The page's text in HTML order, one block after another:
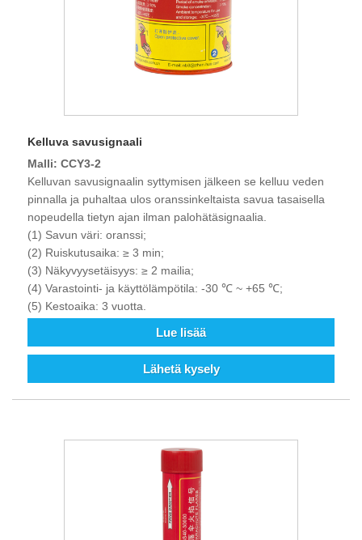
Kelluva savusignaali
Malli: CCY3-2
Kelluvan savusignaalin syttymisen jälkeen se kelluu veden
pinnalla ja puhaltaa ulos oranssinkeltaista savua tasaisella
nopeudella tietyn ajan ilman palohätäsignaalia.
(1) Savun väri: oranssi;
(2) Ruiskutusaika: ≥ 3 min;
(3) Näkyvyysetäisyys: ≥ 2 mailia;
(4) Varastointi- ja käyttölämpötila: -30 ℃ ~ +65 ℃;
(5) Kestoaika: 3 vuotta.
Lue lisää
Lähetä kysely